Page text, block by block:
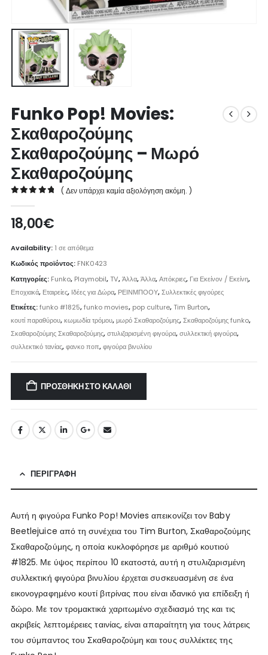
Funko Pop! Movies:
Σκαθαροζούμης
Σκαθαροζούμης – Μωρό
Σκαθαροζούμης
( Δεν υπάρχει καμία αξιολόγηση ακόμη. )
18,00€
Availability: 1 σε απόθεμα
Κωδικός προϊόντος: FNK0423
Κατηγορίες: Funko, Playmobil,TV,Άλλα,Άλλα,Απόκριες, Για Εκείνον / Εκείνη,
Εποχιακά, Εταιρείες, Ιδέες για Δώρα, ΡΕΙΝΜΠΟΟΥ,Συλλεκτικές φιγούρες
Ετικέτες:funko #1825,funko movies, pop culture,Tim Burton,
κουτί παραθύρου,κωμωδία τρόμου,μωρό Σκαθαροζούμης,Σκαθαροζούμης funko,
Σκαθαροζούμης Σκαθαροζούμης,στυλιζαρισμένη φιγούρα,συλλεκτική φιγούρα,
συλλεκτικό τανίας,φανκο ποπ,φιγούρα βινυλίου
ΠΡΟΣΘΉΚΗ ΣΤΟ ΚΑΛΆΘΙ
ΠΕΡΙΓΡΑΦΉ
Αυτή η φιγούρα Funko Pop! Movies απεικονίζει τον Baby
Beetlejuice από τη συνέχεια του Tim Burton, Σκαθαροζούμης
Σκαθαροζούμης, η οποία κυκλοφόρησε με αριθμό κουτιού
#1825. Με ύψος περίπου 10 εκατοστά, αυτή η στυλιζαρισμένη
συλλεκτική φιγούρα βινυλίου έρχεται συσκευασμένη σε ένα
εικονογραφημένο κουτί βιτρίνας που είναι ιδανικό για επίδειξη ή
δώρο. Με τον τρομακτικά χαριτωμένο σχεδιασμό της και τις
ακριβείς λεπτομέρειες ταινίας, είναι απαραίτητη για τους λάτρεις
του σύμπαντος του Σκαθαροζούμη και τους συλλέκτες της